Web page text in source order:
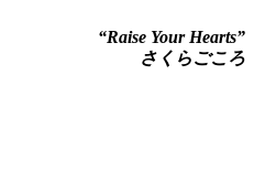
“Raise Your Hearts”
さくらごころ